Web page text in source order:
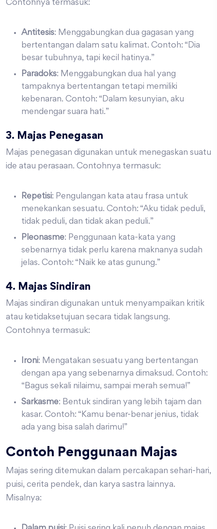
Contohnya termasuk:
Antitesis: Menggabungkan dua gagasan yang
bertentangan dalam satu kalimat. Contoh: “Dia
besar tubuhnya, tapi kecil hatinya.”
Paradoks: Menggabungkan dua hal yang
tampaknya bertentangan tetapi memiliki
kebenaran. Contoh: “Dalam kesunyian, aku
mendengar suara hati.”
3. Majas Penegasan
Majas penegasan digunakan untuk menegaskan suatu
ide atau perasaan. Contohnya termasuk:
Repetisi: Pengulangan kata atau frasa untuk
menekankan sesuatu. Contoh: “Aku tidak peduli,
tidak peduli, dan tidak akan peduli.”
Pleonasme: Penggunaan kata-kata yang
sebenarnya tidak perlu karena maknanya sudah
jelas. Contoh: “Naik ke atas gunung.”
4. Majas Sindiran
Majas sindiran digunakan untuk menyampaikan kritik
atau ketidaksetujuan secara tidak langsung.
Contohnya termasuk:
Ironi: Mengatakan sesuatu yang bertentangan
dengan apa yang sebenarnya dimaksud. Contoh:
“Bagus sekali nilaimu, sampai merah semua!”
Sarkasme: Bentuk sindiran yang lebih tajam dan
kasar. Contoh: “Kamu benar-benar jenius, tidak
ada yang bisa salah darimu!”
Contoh Penggunaan Majas
Majas sering ditemukan dalam percakapan sehari-hari,
puisi, cerita pendek, dan karya sastra lainnya.
Misalnya: